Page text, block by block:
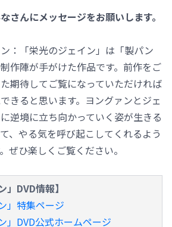
さんにメッセージをお願いします。
：「栄光のジェイン」は「製パン
作陣が手がけた作品です。前作をご
期待してご覧になっていただければ
きると思います。ヨングァンとジェ
逆境に立ち向かっていく姿が生きる
、やる気を呼び起こしてくれるよう
ぜひ楽しくご覧ください。
」DVD情報】
」特集ページ
」DVD公式ホームページ